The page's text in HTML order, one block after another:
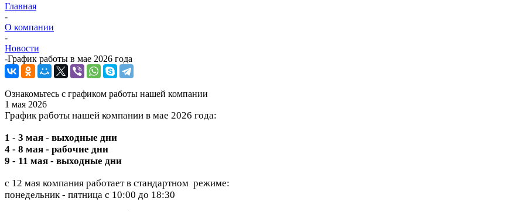
Главная
-
О компании
-
Новости
-График работы в мае 2026 года
Ознакомьтесь с графиком работы нашей компании
1 мая 2026
График работы нашей компании в мае 2026 года:
1 - 3 мая - выходные дни
4 - 8 мая - рабочие дни
9 - 11 мая - выходные дни
с 12 мая компания работает в стандартном режиме:
понедельник - пятница с 10:00 до 18:30